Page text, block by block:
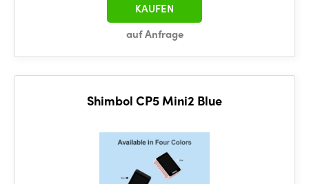
auf Anfrage
KAUFEN
Shimbol CP5 Mini2 Blue